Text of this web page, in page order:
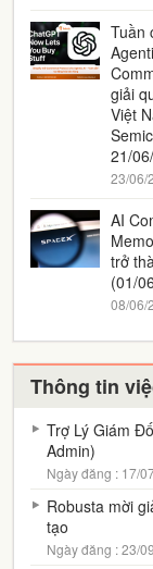
Tuần
giải
Việt
21/
23/06/
AI
trở
(01/
08/06/
Thông tin
Trợ Lý Giám
Admin)
Ngày đăng : 17/
Robusta mời
tạo
Ngày đăng : 23/